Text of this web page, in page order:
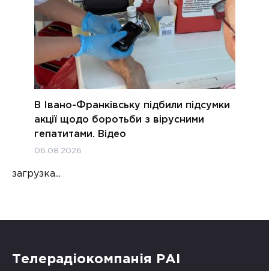
В Івано-Франківську підбили підсумки
акції щодо боротьби з вірусними
гепатитами. Відео
06.08.2026
загрузка...
Телерадіокомпанія РАІ